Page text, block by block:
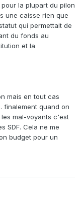
la plupart du pilon
une caisse rien que
qui permettait de
du fonds au
et la
mais en tout cas
finalement quand on
mal-voyants c'est
SDF. Cela ne me
budget pour un